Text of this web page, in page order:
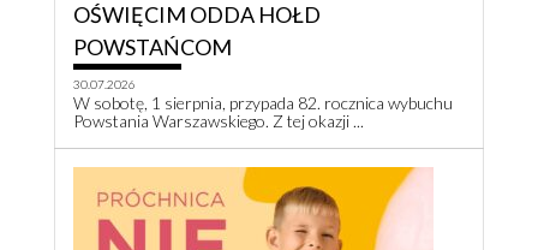
OŚWIĘCIM ODDA HOŁD
POWSTAŃCOM
30.07.2026
W sobotę, 1 sierpnia, przypada 82. rocznica wybuchu
Powstania Warszawskiego. Z tej okazji ...